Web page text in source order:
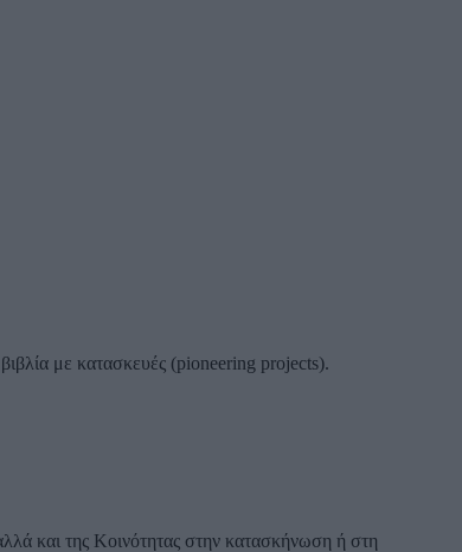
βιβλία με κατασκευές (pioneering projects).
και της Κοινότητας στην κατασκήνωση ή στη